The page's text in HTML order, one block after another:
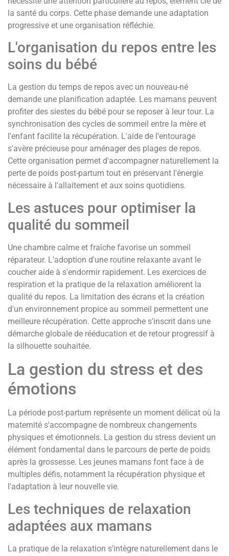
la santé du corps. Cette phase demande une adaptation
progressive et une organisation réfléchie.
L'organisation du repos entre les
soins du bébé
La gestion du temps de repos avec un nouveau-né
demande une planification adaptée. Les mamans peuvent
profiter des siestes du bébé pour se reposer à leur tour. La
synchronisation des cycles de sommeil entre la mère et
l'enfant facilite la récupération. L'aide de l'entourage
s'avère précieuse pour aménager des plages de repos.
Cette organisation permet d'accompagner naturellement la
perte de poids post-partum tout en préservant l'énergie
nécessaire à l'allaitement et aux soins quotidiens.
Les astuces pour optimiser la
qualité du sommeil
Une chambre calme et fraîche favorise un sommeil
réparateur. L'adoption d'une routine relaxante avant le
coucher aide à s'endormir rapidement. Les exercices de
respiration et la pratique de la relaxation améliorent la
qualité du repos. La limitation des écrans et la création
d'un environnement propice au sommeil permettent une
meilleure récupération. Cette approche s'inscrit dans une
démarche globale de rééducation et de retour progressif à
la silhouette souhaitée.
La gestion du stress et des
émotions
La période post-partum représente un moment délicat où la
maternité s'accompagne de nombreux changements
physiques et émotionnels. La gestion du stress devient un
élément fondamental dans le parcours de perte de poids
après la grossesse. Les jeunes mamans font face à de
multiples défis, notamment la récupération physique et
l'adaptation à leur nouvelle vie.
Les techniques de relaxation
adaptées aux mamans
La pratique de la relaxation s'intègre naturellement dans le